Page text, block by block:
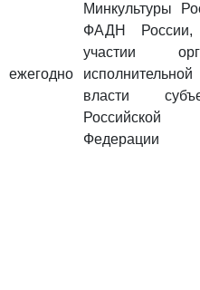
ежегодно
Минкультуры
ФАДН России,
участии
исполнительной
власти
Российской
Федерации